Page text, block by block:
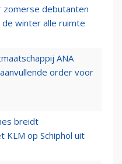
zomerse debutanten
de winter alle ruimte
ANA
order voor
breidt
KLM op Schiphol uit